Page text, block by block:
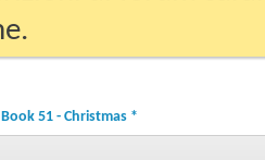
51 - Christmas *